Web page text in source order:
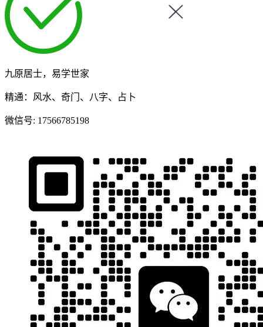
九原居士，易学世家
精通：风水、奇门、八字、占卜
微信号: 17566785198